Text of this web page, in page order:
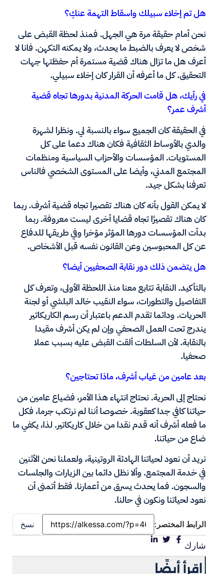
هل تم إخلاء سبيلك واسقاط التهمة عنكِ؟
نحن أمام حقيقة مرة هي الجهل. فمنذ لحظة القبض على
شخص لا يعرف بالضبط ما يحدث، ولا يمكنه التكهن. فانا لا
أعرف هل ما تزال هناك قضية مستمرة أم حفظتها جهات
التحقيق. كل ما أعرفه أن القرار كان إخلاء سبيلي.
في رأيك، هل قامت الحركة المدنية بدورها تجاه قضية
أشرف عمر؟
في الحقيقة كان الجميع سواء بالنسبة لي. ونظرا لشهرة
والدي بالأوساط الثقافية فكان هناك دعما على كل
المستويات. المؤسسات والأحزاب السياسية ومنظمات
المجتمع المدني، وأيضا على المستوى الشخصي فالناس
تعرفنا بشكل جيد.
لا يمكن القول بأنه كان هناك تقصيرا تجاه قضية أشرف. ربما
كان هناك تقصيرًا تجاه قضايا أخرى ليست معروفة. ربما
بدأت المؤسسات دورها المؤثر مؤخرا وفي طريقها للدفاع
عن كل المحبوسين وعن القانون نفسه قبل الأشخاص.
هل يتضمن ذلك دور نقابة الصحفيين أيضا؟
بالتأكيد. النقابة تتابع معنا منذ اللحظة الأولى، وتعرف كل
التفاصيل والتطورات، سواء النقيب خالد البلشي أو لجنة
الحريات. ودائما تقدم الدعم باعتبار أن رسم الكاريكاتير
يندرج تحت العمل الصحفي وإن لم يكن أشرف مقيدا
بالنقابة. لأن السلطات ألقت القبض عليه بسبب عملا
صحفيا.
بعد عامين من غياب أشرف، ماذا تحتاجين؟
نحتاج إلى الحرية. نحتاج انتهاء هذا الأمر، فضياع عامين من
حياتنا كافي جدا كعقوبة. خصوصا أننا لم نرتكب جرما، فكل
ما فعله أشرف أنه قدم نقدا من خلال كاريكاتير. لذا، يكفي ما
ضاع من حياتنا.
نريد أن نعود لحياتنا الهادئة الروتينية، ولعملنا نحن الأثنين
في خدمة المجتمع. وألا نظل دائما بين الزيارات والجلسات
والسجون. فما يحدث يسرق من أعمارنا. فقط أتمنى أن
نعود لحياتنا ونكون في حالنا.
الرابط المختصر: نسخ
شارك
اقرأ أيضًا